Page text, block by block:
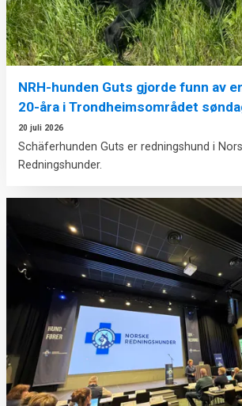
NRH-hunden Guts gjorde funn av
20-åra i Trondheimsområdet
20 juli 2026
Schäferhunden Guts er redningshund i
Redningshunder.